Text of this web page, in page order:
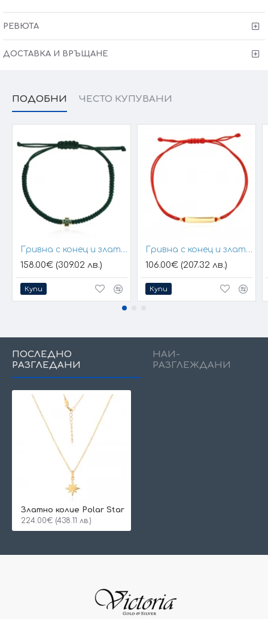
Тегло: 1,49гр за размер 38+2см
Колието може да бъде изработено и по-ваш
размер (запишете в забележки към поръчката)
Kрайната цена и теглото може да варират тъй като
При онлайн поръчка, ще се свържем с вас, за да уточним
всички характеристики и изисквания за изработката.
РЕВЮТА
ДОСТАВКА И ВРЪЩАНЕ
ПОДОБНИ ЧЕСТО КУПУВАНИ
Гривна с конец и златен елемент кръст
158.00€ (309.02 лв.)
Купи
Гривна с конец и златна плочка за гравиране
106.00€ (207.32 лв.)
Купи
ПОСЛЕДНО
РАЗГЛЕДАНИ
НАЙ-
РАЗГЛЕЖДАНИ
Златно колие Polar Star
224.00€ (438.11 лв.)